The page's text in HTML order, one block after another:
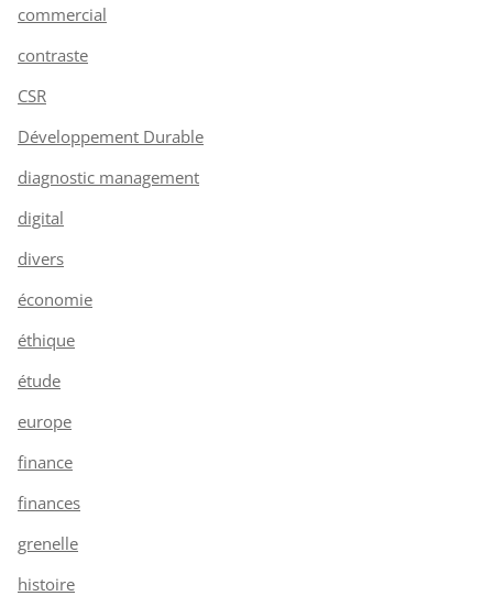
commercial
contraste
CSR
Développement Durable
diagnostic management
digital
divers
économie
éthique
étude
europe
finance
finances
grenelle
histoire